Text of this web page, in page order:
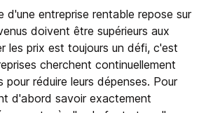
d'une entreprise rentable repose sur
doivent être supérieurs aux
les prix est toujours un défi, c'est
cherchent continuellement
réduire leurs dépenses. Pour
d'abord savoir exactement